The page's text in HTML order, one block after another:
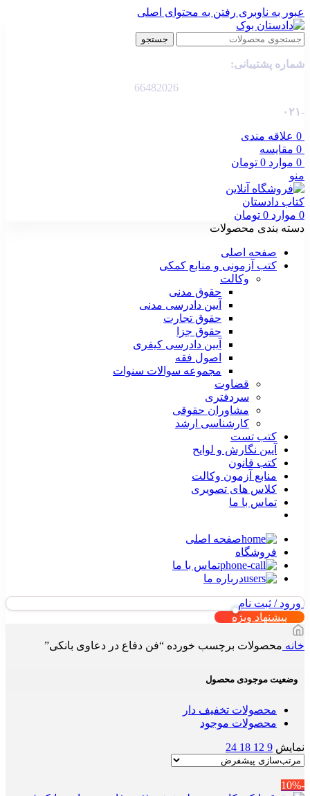
عبور به ناوبری رفتن به محتوای اصلی
جستجو
شماره پشتیبانی:
66482026
-۰۲۱
0 علاقه مندی
0 مقایسه
0 موارد 0 تومان
منو
0 موارد 0 تومان
دسته بندی محصولات
صفحه اصلی
کتب آزمونی و منابع کمکی
وکالت
حقوق مدنی
آیین دادرسی مدنی
حقوق تجارت
حقوق جزا
آیین دادرسی کیفری
اصول فقه
مجموعه سوالات سنوات
قضاوت
سردفتری
مشاوران حقوقی
کارشناسی ارشد
کتب تست
آیین نگارش و لوایح
کتب قانون
منابع آزمون وکالت
کلاس های تصویری
تماس با ما
صفحه اصلی
فروشگاه
تماس با ما
درباره ما
ورود / ثبت نام
پیشنهاد ویژه
خانه محصولات برچسب خورده “فن دفاع در دعاوی بانکی”
وضعیت موجودی محصول
محصولات تخفیف دار
محصولات موجود
نمایش 9
12
18
24
-10%